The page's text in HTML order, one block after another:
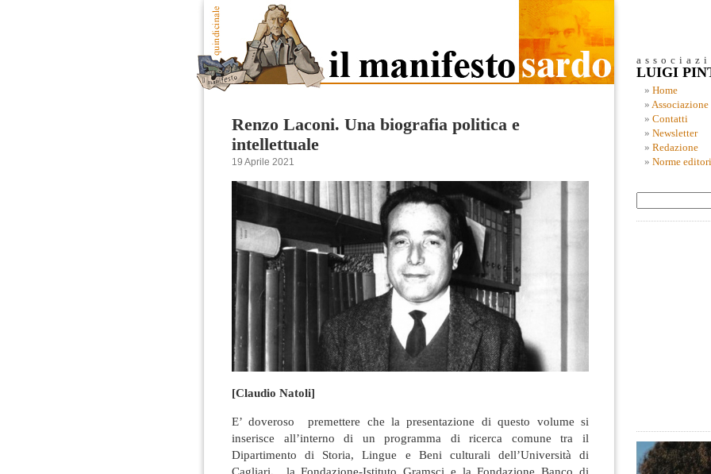
Renzo Laconi. Una biografia politica e
intellettuale
19 Aprile 2021
[Claudio Natoli]
E’ doveroso premettere che la presentazione di questo volume si
inserisce all’interno di un programma di ricerca comune tra il
Dipartimento di Storia, Lingue e Beni culturali dell’Università di
Cagliari, la Fondazione-Istituto Gramsci e la Fondazione Banco di
LUIGI
Home
Associazione
Contatti
Newsletter
Redazione
Norme